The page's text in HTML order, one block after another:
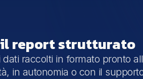
report strutturato
dati raccolti in formato pronto
in autonomia o con il